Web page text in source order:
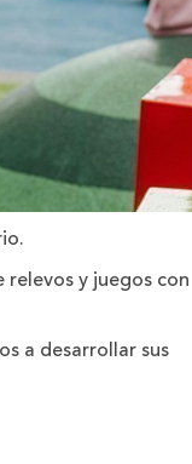
y juegos con
a desarrollar sus